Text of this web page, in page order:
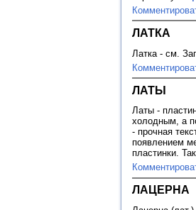
ЛАТКА
Латка - см.
ЛАТЫ
Латы -
холодным, а
- прочная
появлением
пластинки.
ЛАЦЕРНА